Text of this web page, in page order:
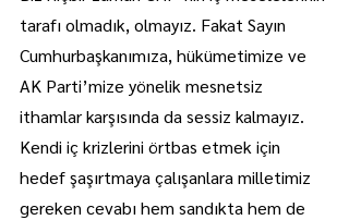
tarafı olmadık, olmayız. Fakat Sayın
Cumhurbaşkanımıza, hükümetimize ve
AK Parti’mize yönelik mesnetsiz
ithamlar karşısında da sessiz kalmayız.
Kendi iç krizlerini örtbas etmek için
hedef şaşırtmaya çalışanlara milletimiz
gereken cevabı hem sandıkta hem de